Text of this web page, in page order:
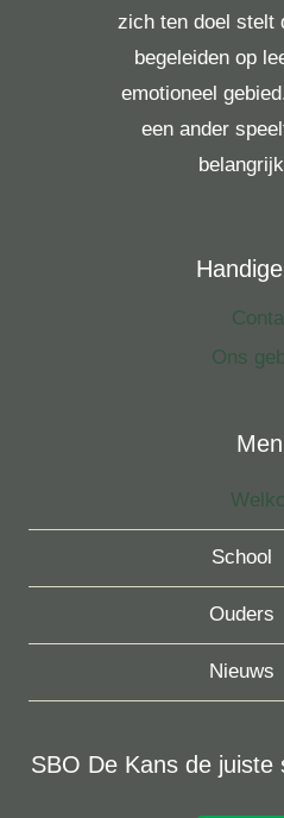
zich ten doel stelt
begeleiden op
emotioneel
een ander
Ons
School
Ouders
Nieuws
SBO De Kans de juiste